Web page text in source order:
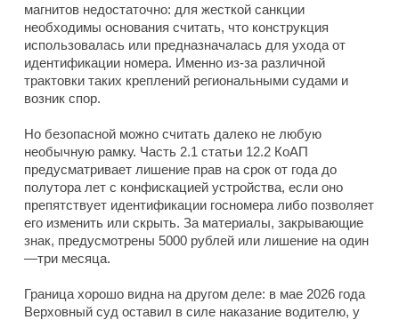
магнитов недостаточно: для жесткой санкции
необходимы основания считать, что конструкция
использовалась или предназначалась для ухода от
идентификации номера. Именно из-за различной
трактовки таких креплений региональными судами и
возник спор.
Но безопасной можно считать далеко не любую
необычную рамку. Часть 2.1 статьи 12.2 КоАП
предусматривает лишение прав на срок от года до
полутора лет с конфискацией устройства, если оно
препятствует идентификации госномера либо позволяет
его изменить или скрыть. За материалы, закрывающие
знак, предусмотрены 5000 рублей или лишение на один
—три месяца.
Граница хорошо видна на другом деле: в мае 2026 года
Верховный суд оставил в силе наказание водителю, у